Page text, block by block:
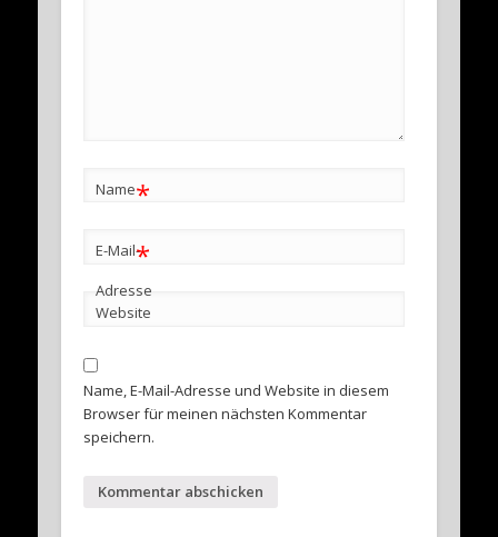
Name*
E-Mail-
Adresse
*
Website
Name, E-Mail-Adresse und Website in diesem
Browser für meinen nächsten Kommentar
speichern.